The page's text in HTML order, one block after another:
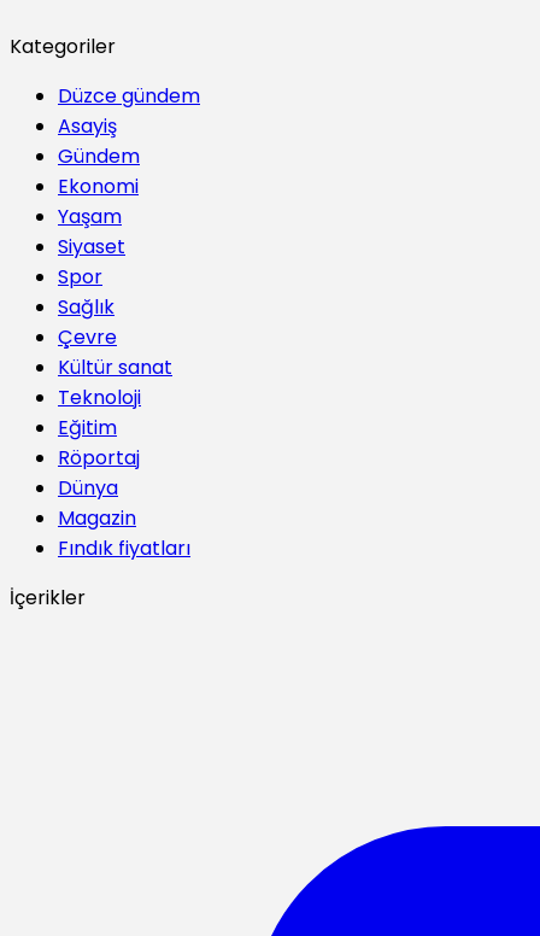
Kategoriler
Düzce gündem
Asayiş
Gündem
Ekonomi
Yaşam
Siyaset
Spor
Sağlık
Çevre
Kültür sanat
Teknoloji
Eğitim
Röportaj
Dünya
Magazin
Fındık fiyatları
İçerikler